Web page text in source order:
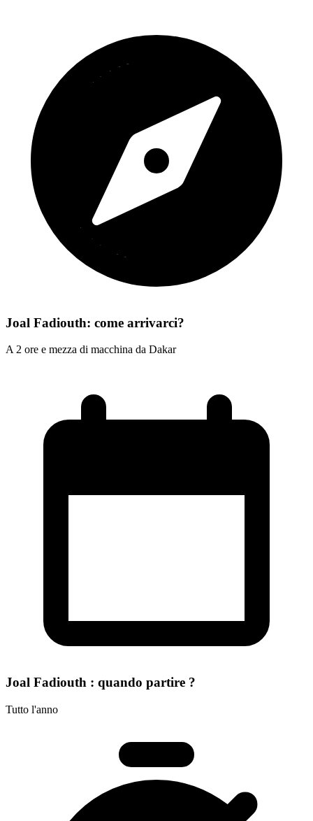
Joal Fadiouth: come arrivarci?
A 2 ore e mezza di macchina da Dakar
Joal Fadiouth : quando partire ?
Tutto l'anno